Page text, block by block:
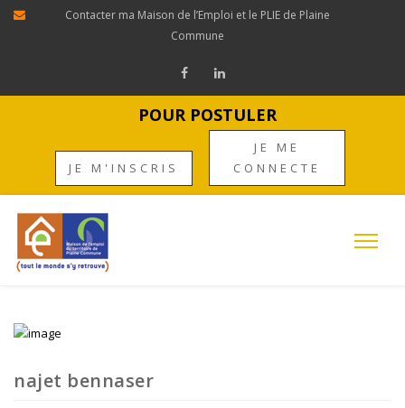
Contacter ma Maison de l’Emploi et le PLIE de Plaine
Commune
POUR POSTULER
JE M'INSCRIS
JE ME
CONNECTE
najet bennaser